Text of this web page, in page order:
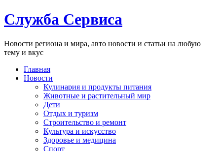
Служба Сервиса
Новости региона и мира, авто новости и статьи на любую
тему и вкус
Главная
Новости
Кулинария и продукты питания
Животные и растительный мир
Дети
Отдых и туризм
Строительство и ремонт
Культура и искусство
Здоровье и медицина
Спорт